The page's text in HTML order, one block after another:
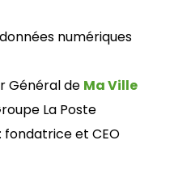
numériques
Général de Ma Ville
La Poste
: fondatrice et CEO